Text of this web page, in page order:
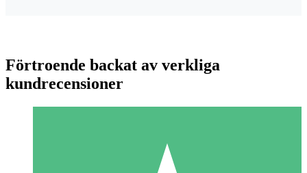
Förtroende backat av verkliga
kundrecensioner